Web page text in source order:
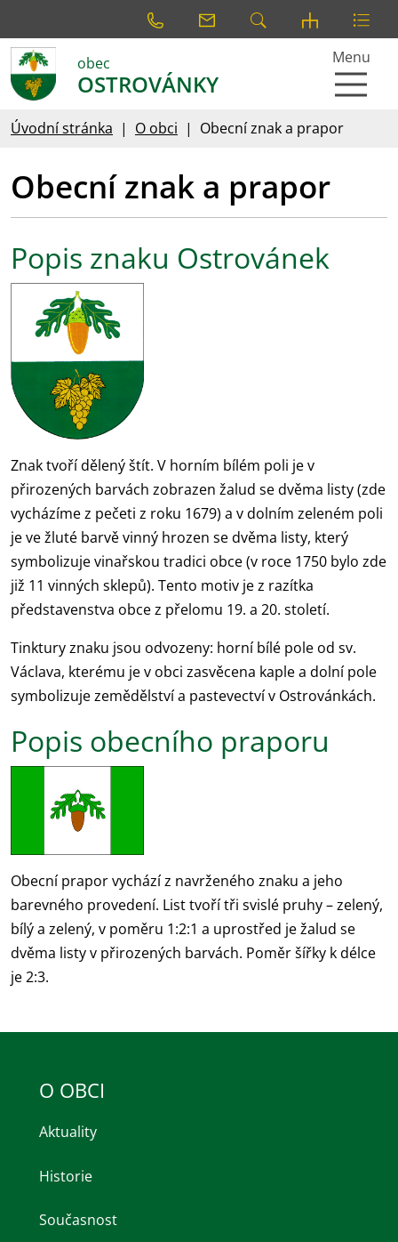
obec
OSTROVÁNKY
Menu
Úvodní stránka O obci Obecní znak a prapor
Obecní znak a prapor
Popis znaku Ostrovánek
Znak tvoří dělený štít. V horním bílém poli je v
přirozených barvách zobrazen žalud se dvěma listy (zde
vycházíme z pečeti z roku 1679) a v dolním zeleném poli
je ve žluté barvě vinný hrozen se dvěma listy, který
symbolizuje vinařskou tradici obce (v roce 1750 bylo zde
již 11 vinných sklepů). Tento motiv je z razítka
představenstva obce z přelomu 19. a 20. století.
Tinktury znaku jsou odvozeny: horní bílé pole od sv.
Václava, kterému je v obci zasvěcena kaple a dolní pole
symbolizuje zemědělství a pastevectví v Ostrovánkách.
Popis obecního praporu
Obecní prapor vychází z navrženého znaku a jeho
barevného provedení. List tvoří tři svislé pruhy – zelený,
bílý a zelený, v poměru 1:2:1 a uprostřed je žalud se
dvěma listy v přirozených barvách. Poměr šířky k délce
je 2:3.
O OBCI
Aktuality
Historie
Současnost